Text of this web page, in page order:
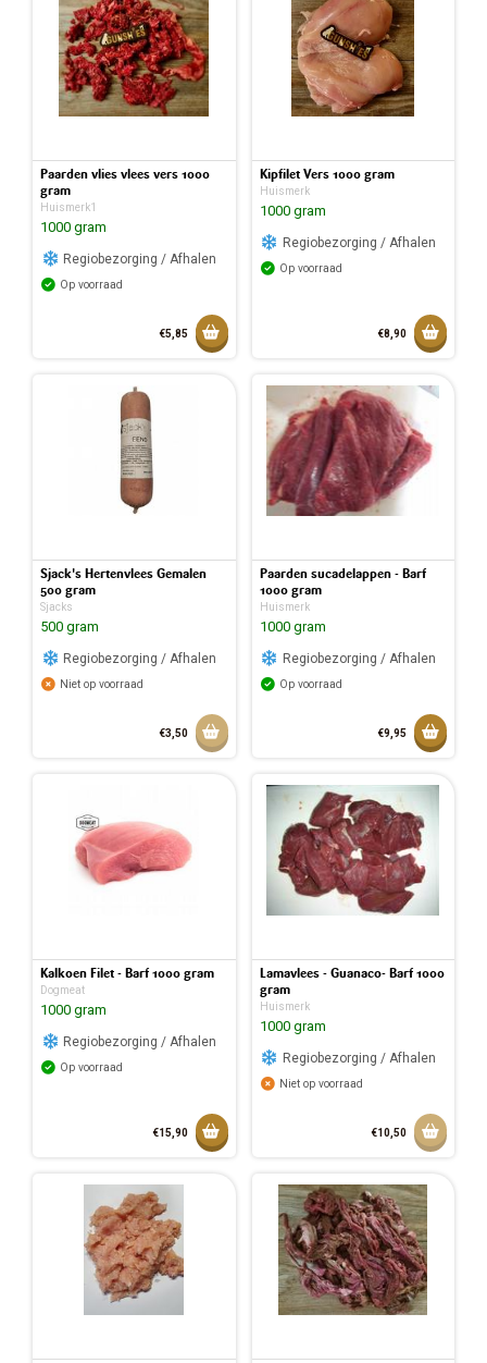
Paarden vlies vlees vers 1000
gram
Huismerk1
1000 gram
Regiobezorging / Afhalen
Op voorraad
€5,85 Toevoegen aan mandje
Toegevoegd aan mandje
Kipfilet Vers 1000 gram
Huismerk
1000 gram
Regiobezorging / Afhalen
Op voorraad
€8,90
Sjack's Hertenvlees Gemalen
500 gram
Sjacks
500 gram
Regiobezorging / Afhalen
Niet op voorraad
€3,50 Aan winkelmandje toevoegen
Paarden sucadelappen - Barf
1000 gram
Huismerk
1000 gram
Regiobezorging / Afhalen
Op voorraad
€9,95
Kalkoen Filet - Barf 1000 gram
Dogmeat
1000 gram
Regiobezorging / Afhalen
Op voorraad
€15,90 Toevoegen aan mandje
Toegevoegd aan mandje
Lamavlees - Guanaco- Barf 1000
gram
Huismerk
1000 gram
Regiobezorging / Afhalen
Niet op voorraad
€10,50 Aan